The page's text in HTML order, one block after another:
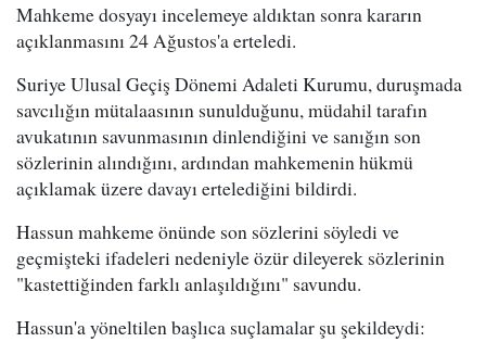
Mahkeme dosyayı incelemeye aldıktan sonra kararın
açıklanmasını 24 Ağustos'a erteledi.
Suriye Ulusal Geçiş Dönemi Adaleti Kurumu, duruşmada
savcılığın mütalaasının sunulduğunu, müdahil tarafın
avukatının savunmasının dinlendiğini ve sanığın son
sözlerinin alındığını, ardından mahkemenin hükmü
açıklamak üzere davayı ertelediğini bildirdi.
Hassun mahkeme önünde son sözlerini söyledi ve
geçmişteki ifadeleri nedeniyle özür dileyerek sözlerinin
"kastettiğinden farklı anlaşıldığını" savundu.
Hassun'a yöneltilen başlıca suçlamalar şu şekildeydi: